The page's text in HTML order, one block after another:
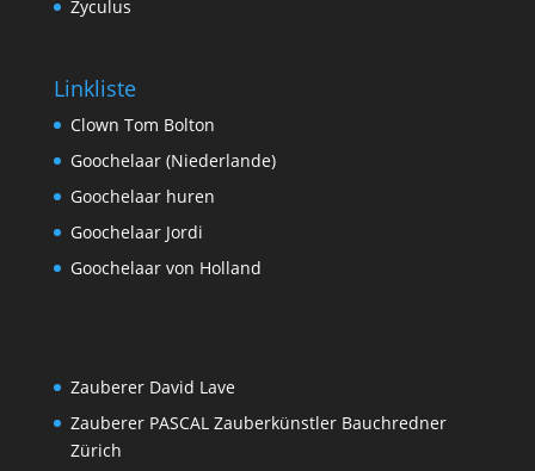
Zyculus
Linkliste
Clown Tom Bolton
Goochelaar (Niederlande)
Goochelaar huren
Goochelaar Jordi
Goochelaar von Holland
Zauberer David Lave
Zauberer PASCAL Zauberkünstler Bauchredner
Zürich